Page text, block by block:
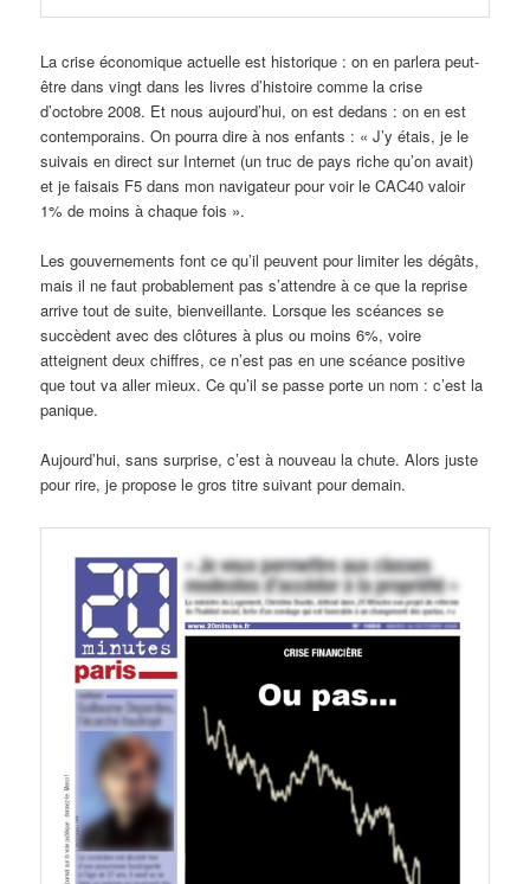
La crise économique actuelle est historique : on en parlera peut-
être dans vingt dans les livres d’histoire comme la crise
d’octobre 2008. Et nous aujourd’hui, on est dedans : on en est
contemporains. On pourra dire à nos enfants : « J’y étais, je le
suivais en direct sur Internet (un truc de pays riche qu’on avait)
et je faisais F5 dans mon navigateur pour voir le CAC40 valoir
1% de moins à chaque fois ».
Les gouvernements font ce qu’il peuvent pour limiter les dégâts,
mais il ne faut probablement pas s’attendre à ce que la reprise
arrive tout de suite, bienveillante. Lorsque les scéances se
succèdent avec des clôtures à plus ou moins 6%, voire
atteignent deux chiffres, ce n’est pas en une scéance positive
que tout va aller mieux. Ce qu’il se passe porte un nom : c’est la
panique.
Aujourd’hui, sans surprise, c’est à nouveau la chute. Alors juste
pour rire, je propose le gros titre suivant pour demain.